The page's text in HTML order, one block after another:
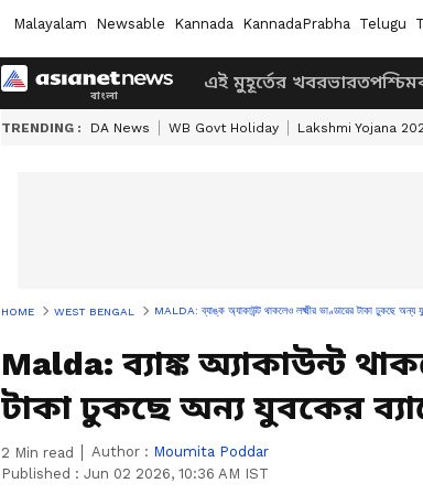
Malayalam Newsable Kannada KannadaPrabha Telugu
এই মুহূর্তের খবরভারত
TRENDING : DA News WB Govt Holiday Lakshmi Yojana
HOME WEST BENGAL MALDA: ব্যাঙ্ক অ্যাকাউন্ট থাকলেও লক্ষ্মীর ভাণ্ডারের টাকা ঢুকছে অন্য
Malda: ব্যাঙ্ক অ্যাকাউন্ট
টাকা ঢুকছে অন্য যুবকের
2 Min read Author : Moumita Poddar
Published : Jun 02 2026, 10:36 AM IST